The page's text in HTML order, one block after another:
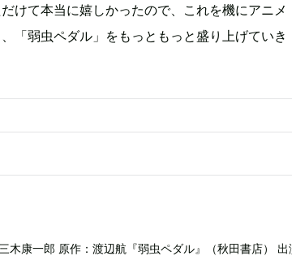
けて本当に嬉しかったので、これを機にアニメ
「弱虫ペダル」をもっともっと盛り上げていき
木康一郎 原作：渡辺航『弱虫ペダル』（秋田書店） 出